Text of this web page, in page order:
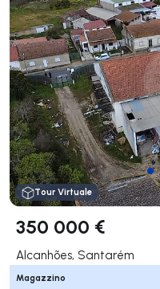
Tour Virtuale
350 000 €
Alcanhões, Santarém
Magazzino